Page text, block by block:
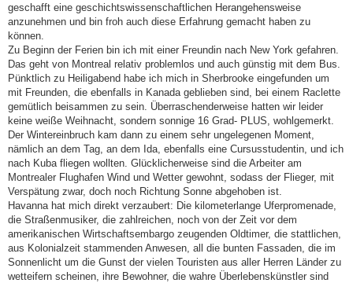
geschafft eine geschichtswissenschaftlichen Herangehensweise
anzunehmen und bin froh auch diese Erfahrung gemacht haben zu
können.
Zu Beginn der Ferien bin ich mit einer Freundin nach New York gefahren.
Das geht von Montreal relativ problemlos und auch günstig mit dem Bus.
Pünktlich zu Heiligabend habe ich mich in Sherbrooke eingefunden um
mit Freunden, die ebenfalls in Kanada geblieben sind, bei einem Raclette
gemütlich beisammen zu sein. Überraschenderweise hatten wir leider
keine weiße Weihnacht, sondern sonnige 16 Grad- PLUS, wohlgemerkt.
Der Wintereinbruch kam dann zu einem sehr ungelegenen Moment,
nämlich an dem Tag, an dem Ida, ebenfalls eine Cursusstudentin, und ich
nach Kuba fliegen wollten. Glücklicherweise sind die Arbeiter am
Montrealer Flughafen Wind und Wetter gewohnt, sodass der Flieger, mit
Verspätung zwar, doch noch Richtung Sonne abgehoben ist.
Havanna hat mich direkt verzaubert: Die kilometerlange Uferpromenade,
die Straßenmusiker, die zahlreichen, noch von der Zeit vor dem
amerikanischen Wirtschaftsembargo zeugenden Oldtimer, die stattlichen,
aus Kolonialzeit stammenden Anwesen, all die bunten Fassaden, die im
Sonnenlicht um die Gunst der vielen Touristen aus aller Herren Länder zu
wetteifern scheinen, ihre Bewohner, die wahre Überlebenskünstler sind